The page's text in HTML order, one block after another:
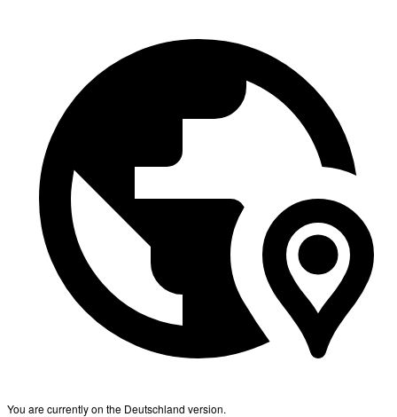
You are currently on the Deutschland version.